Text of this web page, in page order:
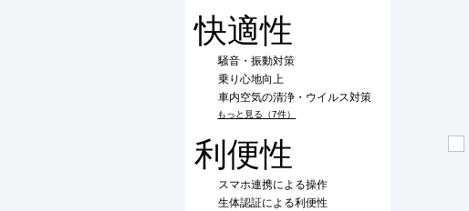
快適性
騒音・振動対策
乗り心地向上
車内空気の清浄・ウイルス対策
もっと見る（7件）
利便性
スマホ連携による操作
生体認証による利便性